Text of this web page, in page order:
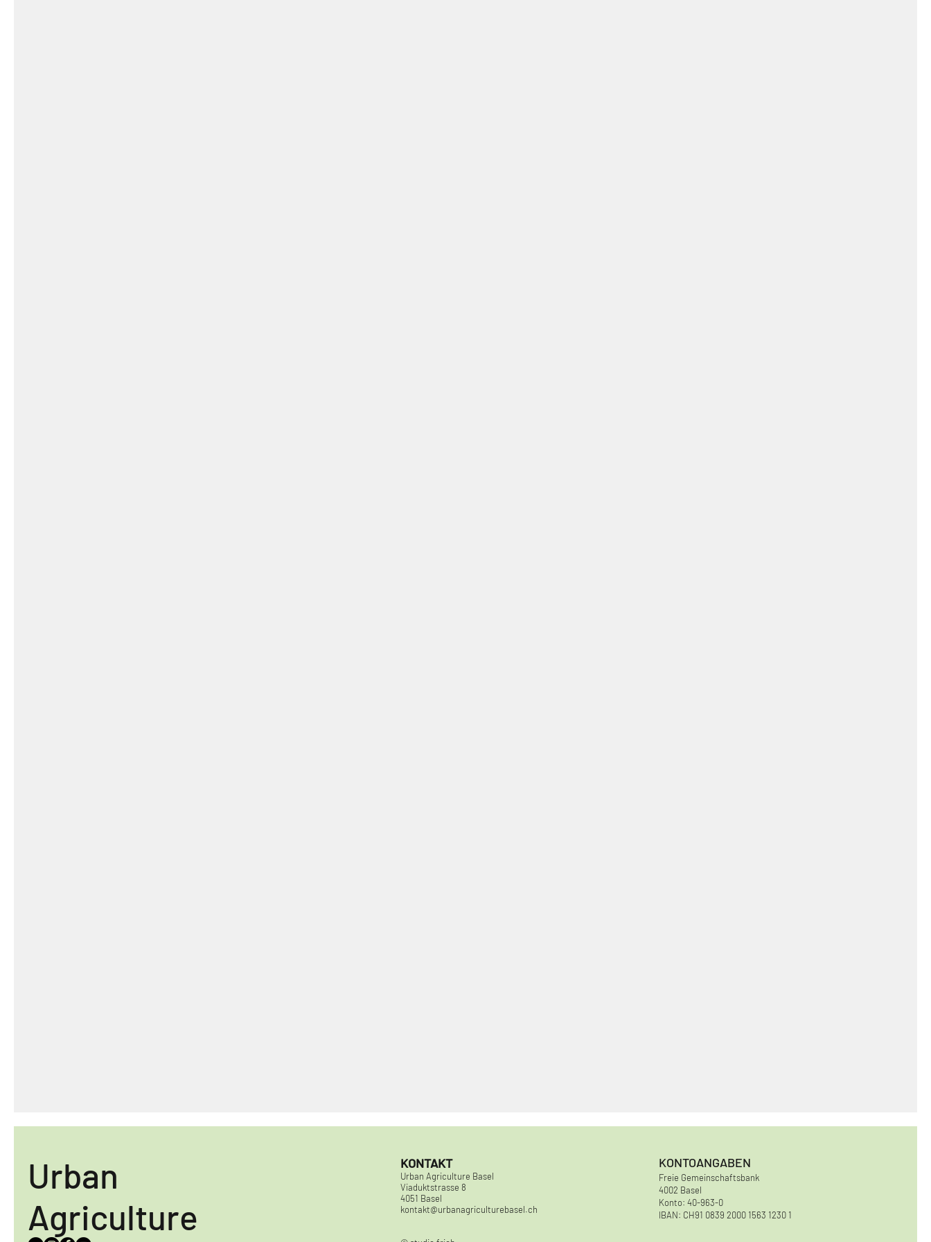
KONTAKT
Urban Agriculture Basel
Viaduktstrasse 8
4051 Basel
kontakt@urbanagriculturebasel.ch
KONTOANGABEN
Freie Gemeinschaftsbank
4002 Basel
Konto: 40-963-0
IBAN: CH91 0839 2000 1563 1230 1
Urban
Agriculture